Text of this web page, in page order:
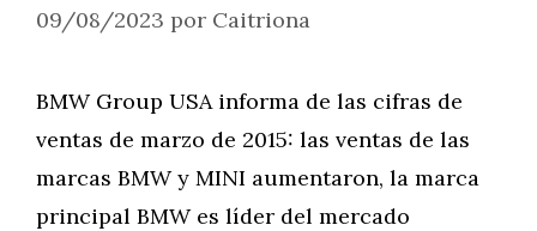
09/08/2023 por Caitriona
BMW Group USA informa de las cifras de
ventas de marzo de 2015: las ventas de las
marcas BMW y MINI aumentaron, la marca
principal BMW es líder del mercado